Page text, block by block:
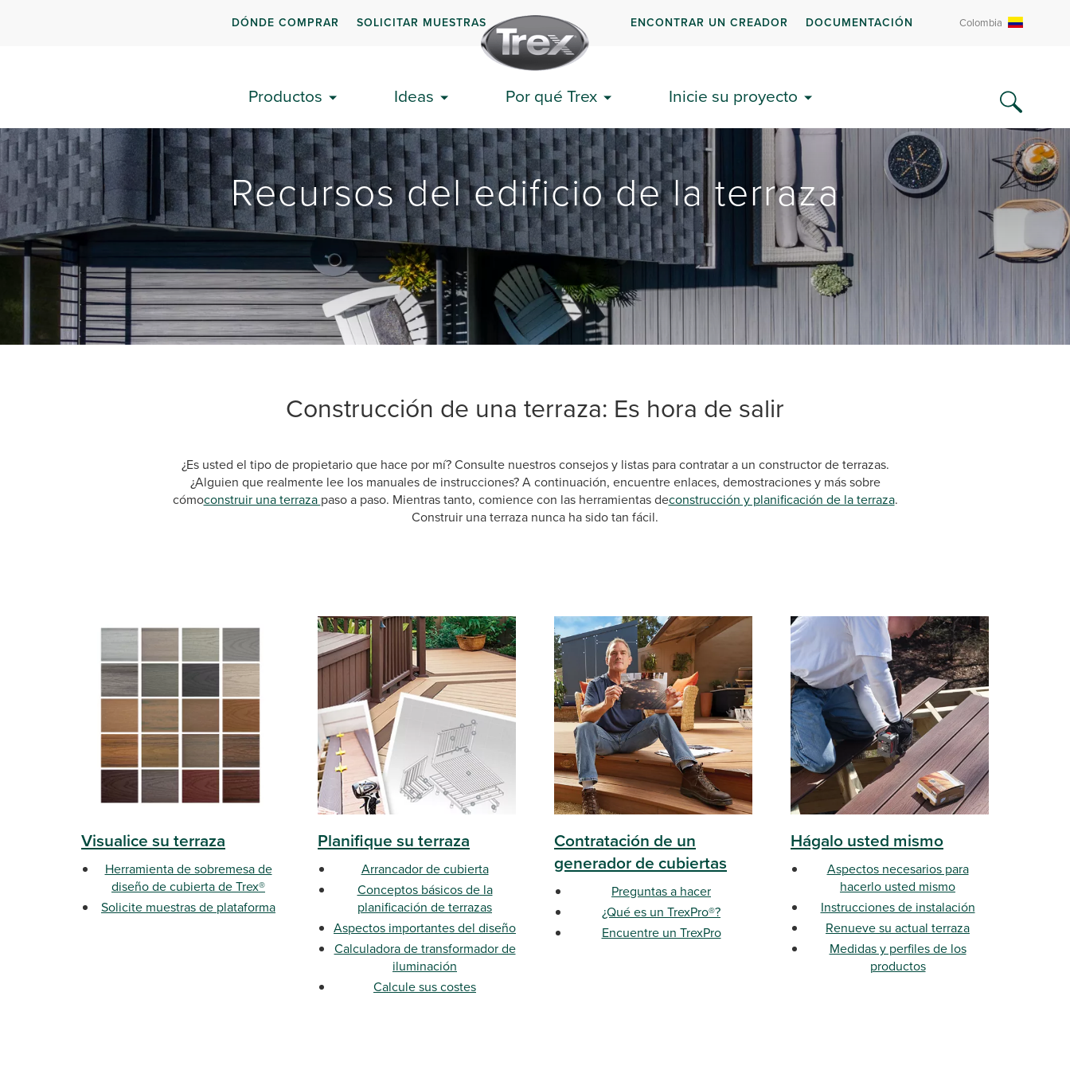
DÓNDE COMPRAR SOLICITAR MUESTRAS ENCONTRAR UN CREADOR DOCUMENTACIÓN Colombia
Productos Ideas Por qué Trex Inicie su proyecto
Recursos del edificio de la terraza
Construcción de una terraza: Es hora de salir
¿Es usted el tipo de propietario que hace por mí? Consulte nuestros consejos y listas para contratar a un constructor de terrazas.
¿Alguien que realmente lee los manuales de instrucciones? A continuación, encuentre enlaces, demostraciones y más sobre
cómoconstruir una terraza paso a paso. Mientras tanto, comience con las herramientas deconstrucción y planificación de la terraza.
Construir una terraza nunca ha sido tan fácil.
Visualice su terraza
Herramienta de sobremesa de
diseño de cubierta de Trex®
Solicite muestras de plataforma
Planifique su terraza
Arrancador de cubierta
Conceptos básicos de la
planificación de terrazas
Aspectos importantes del diseño
Calculadora de transformador de
iluminación
Calcule sus costes
Contratación de un
generador de cubiertas
Preguntas a hacer
¿Qué es un TrexPro®?
Encuentre un TrexPro
Hágalo usted mismo
Aspectos necesarios para
hacerlo usted mismo
Instrucciones de instalación
Renueve su actual terraza
Medidas y perfiles de los
productos